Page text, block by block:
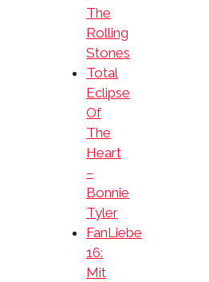
The
Rolling
Stones
Total
Eclipse
Of
The
Heart
–
Bonnie
Tyler
FanLiebe
16:
Mit